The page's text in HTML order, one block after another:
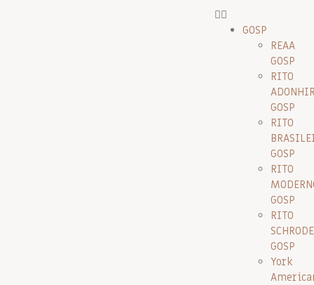
GOSP
REAA
GOSP
RITO
GOSP
RITO
GOSP
RITO
GOSP
RITO
GOSP
York